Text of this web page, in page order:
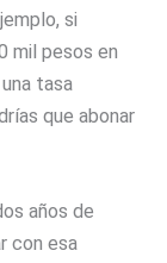
si
mil pesos en
tasa
que abonar
años de
con esa